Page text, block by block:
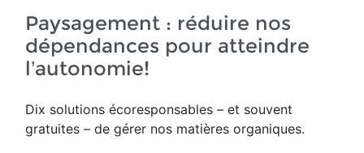
Paysagement : réduire nos
dépendances pour atteindre
l’autonomie!
Dix solutions écoresponsables – et souvent
gratuites – de gérer nos matières organiques.